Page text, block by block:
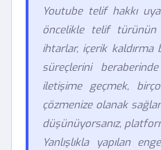
Youtube telif hakkı
öncelikle telif türünün
ihtarlar, içerik
süreçlerini
iletişime geçmek,
çözmenize olanak
düşünüyorsanız,
Yanlışlıkla yapılan